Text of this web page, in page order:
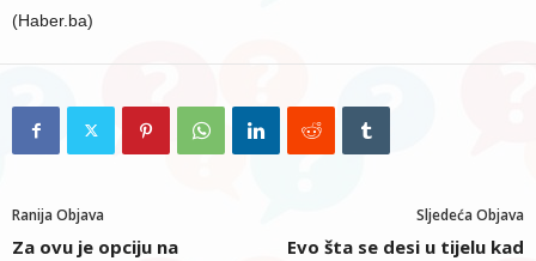
(Haber.ba)
Ranija Objava
Za ovu je opciju na
Sljedeća Objava
Evo šta se desi u tijelu kad